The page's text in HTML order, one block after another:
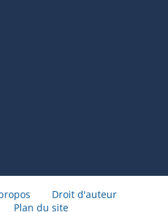
Droit d'auteur
Plan du site